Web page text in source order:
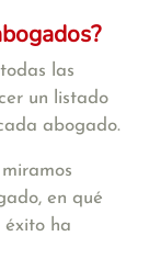
las
un listado
abogado.
en qué
éxito ha